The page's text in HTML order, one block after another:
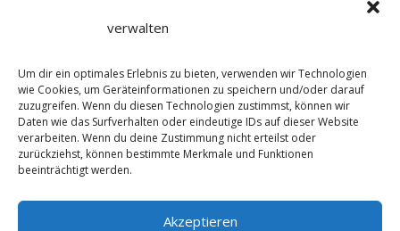
verwalten
Um dir ein optimales Erlebnis zu bieten, verwenden wir Technologien
wie Cookies, um Geräteinformationen zu speichern und/oder darauf
zuzugreifen. Wenn du diesen Technologien zustimmst, können wir
Daten wie das Surfverhalten oder eindeutige IDs auf dieser Website
verarbeiten. Wenn du deine Zustimmung nicht erteilst oder
zurückziehst, können bestimmte Merkmale und Funktionen
beeinträchtigt werden.
Akzeptieren
Komitees://ozeandekade.de/
Datenschutz Impressum Satzung